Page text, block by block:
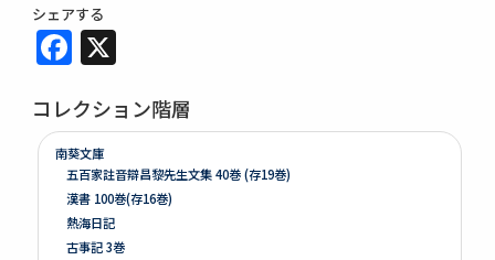
シェアする
Facebook
コレクション階層
南葵文庫
五百家註音辯昌黎先生文集 40巻 (存19巻)
漢書 100巻(存16巻)
熱海日記
古事記 3巻